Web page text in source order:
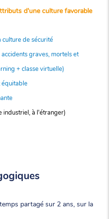
d'une culture favorable
culture de sécurité
graves, mortels et
+ classe virtuelle)
équitable
industriel, à l'étranger)
partagé sur 2 ans, sur la